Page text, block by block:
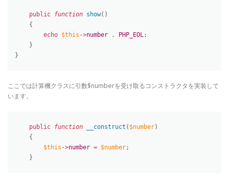
public function show( )
{
echo $this ->number . PHP_EOL ;
}
}
ここでは計算機クラスに引数$numberを受け取るコンストラクタを実装して
います。
public function __construct ( $number)
{
$this ->number = $number ;
}